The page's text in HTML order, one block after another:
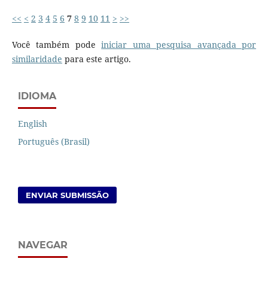
<< < 2 3 4 5 6 7 8 9 10 11 > >>
Você também podeiniciar uma pesquisa avançada por
similaridade para este artigo.
IDIOMA
English
Português (Brasil)
ENVIAR SUBMISSÃO
NAVEGAR